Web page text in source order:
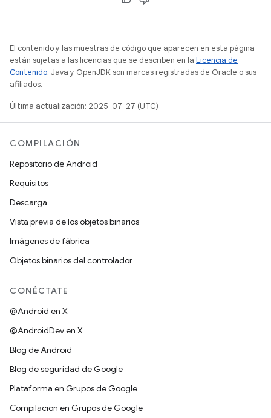
El contenido y las muestras de código que aparecen en esta página
están sujetas a las licencias que se describen en la Licencia de
Contenido. Java y OpenJDK son marcas registradas de Oracle o sus
afiliados.
Última actualización: 2025-07-27 (UTC)
COMPILACIÓN
Repositorio de Android
Requisitos
Descarga
Vista previa de los objetos binarios
Imágenes de fábrica
Objetos binarios del controlador
CONÉCTATE
@Android en X
@AndroidDev en X
Blog de Android
Blog de seguridad de Google
Plataforma en Grupos de Google
Compilación en Grupos de Google